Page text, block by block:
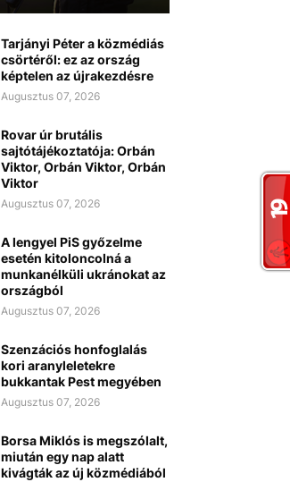
Tarjányi Péter a közmédiás
csörtéről: ez az ország
képtelen az újrakezdésre
Augusztus 07, 2026
Rovar úr brutális
sajtótájékoztatója: Orbán
Viktor, Orbán Viktor, Orbán
Viktor
Augusztus 07, 2026
A lengyel PiS győzelme
esetén kitoloncolná a
munkanélküli ukránokat az
országból
Augusztus 07, 2026
Szenzációs honfoglalás
kori aranyleletekre
bukkantak Pest megyében
Augusztus 07, 2026
Borsa Miklós is megszólalt,
miután egy nap alatt
kivágták az új közmédiából